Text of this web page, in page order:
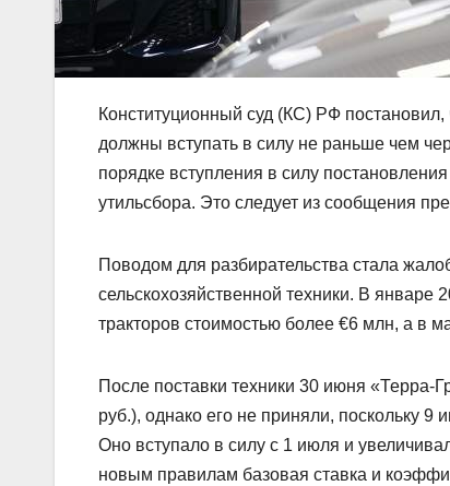
Конституционный суд (КС) РФ
должны вступать в силу не раньше чем
порядке вступления в силу
утильсбора. Это следует из сообщения
Поводом для разбирательства стала
сельскохозяйственной техники. В январе
тракторов стоимостью более €6 млн, а в
После поставки техники 30 июня «Терра-
руб.), однако его не приняли, поскольку
Оно вступало в силу с 1 июля и
новым правилам базовая ставка и